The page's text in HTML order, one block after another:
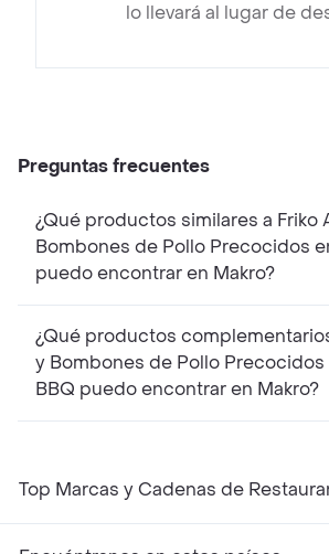
lo llevará al lugar de
Preguntas frecuentes
¿Qué productos similares a Friko
Bombones de Pollo Precocidos
puedo encontrar en Makro?
¿Qué productos
y Bombones de Pollo Precocidos
BBQ puedo encontrar en Makro?
Top Marcas y Cadenas de